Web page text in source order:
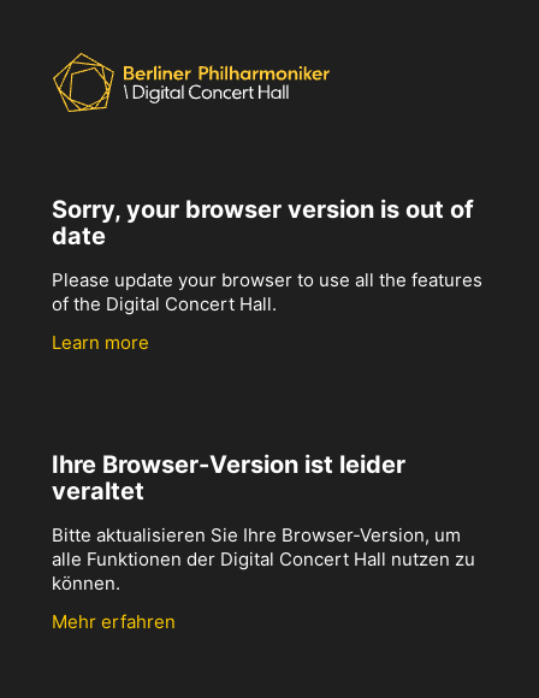
Sorry, your browser version is out of
date
Please update your browser to use all the features
of the Digital Concert Hall.
Learn more
Ihre Browser-Version ist leider
veraltet
Bitte aktualisieren Sie Ihre Browser-Version, um
alle Funktionen der Digital Concert Hall nutzen zu
können.
Mehr erfahren